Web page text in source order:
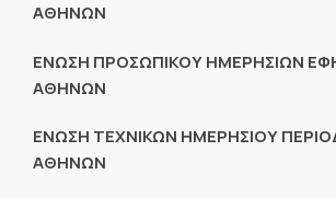
ΑΘΗΝΩΝ
ΕΝΩΣΗ ΠΡΟΣΩΠΙΚΟΥ ΗΜΕΡΗΣΙΩΝ
ΑΘΗΝΩΝ
ΕΝΩΣΗ ΤΕΧΝΙΚΩΝ ΗΜΕΡΗΣΙΟΥ
ΑΘΗΝΩΝ